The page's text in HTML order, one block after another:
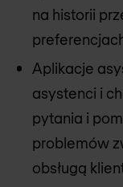
na historii
Aplikacje
asystenci i
pytania i
problemów
obsługą